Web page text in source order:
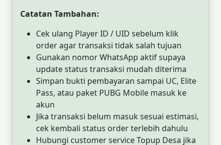
Catatan Tambahan:
Cek ulang Player ID / UID sebelum klik
order agar transaksi tidak salah tujuan
Gunakan nomor WhatsApp aktif supaya
update status transaksi mudah diterima
Simpan bukti pembayaran sampai UC, Elite
Pass, atau paket PUBG Mobile masuk ke
akun
Jika transaksi belum masuk sesuai estimasi,
cek kembali status order terlebih dahulu
Hubungi customer service Topup Desa jika